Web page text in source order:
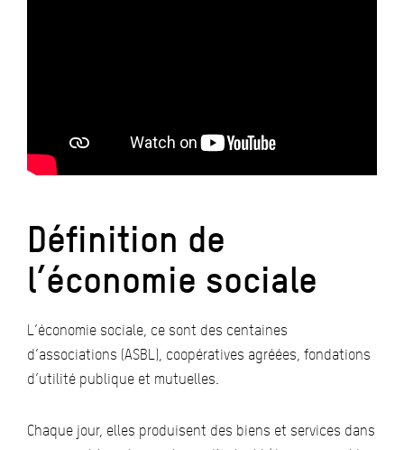
Définition de
l’économie sociale
L’économie sociale, ce sont des centaines
d’associations (ASBL), coopératives agréées, fondations
d’utilité publique et mutuelles.
Chaque jour, elles produisent des biens et services dans